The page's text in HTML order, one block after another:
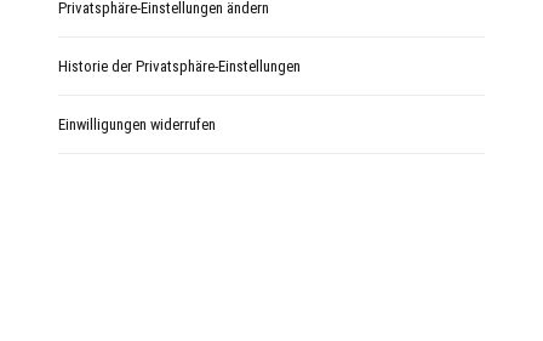
Privatsphäre-Einstellungen ändern
Historie der Privatsphäre-Einstellungen
Einwilligungen widerrufen